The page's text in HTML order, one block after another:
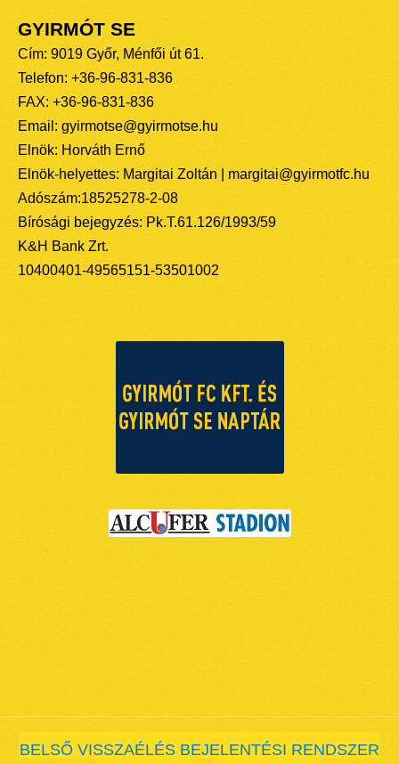
GYIRMÓT SE
Cím: 9019 Győr, Ménfői út 61.
Telefon: +36-96-831-836
FAX: +36-96-831-836
Email: gyirmotse@gyirmotse.hu
Elnök: Horváth Ernő
Elnök-helyettes: Margitai Zoltán | margitai@gyirmotfc.hu
Adószám:18525278-2-08
Bírósági bejegyzés: Pk.T.61.126/1993/59
K&H Bank Zrt.
10400401-49565151-53501002
BELSŐ VISSZAÉLÉS BEJELENTÉSI RENDSZER